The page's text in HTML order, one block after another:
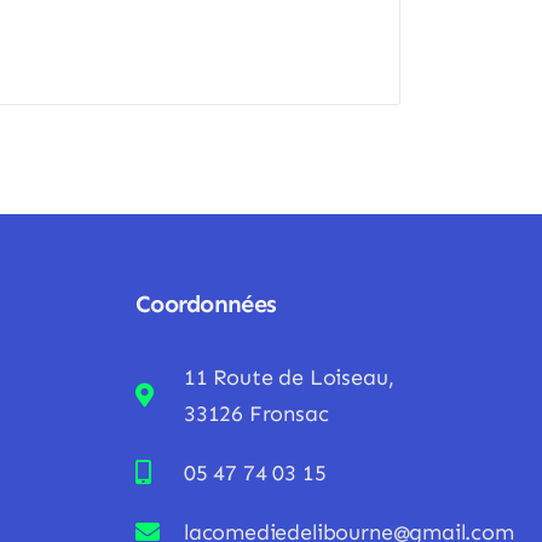
Coordonnées
11 Route de Loiseau,
33126 Fronsac
05 47 74 03 15
lacomediedelibourne@gmail.com